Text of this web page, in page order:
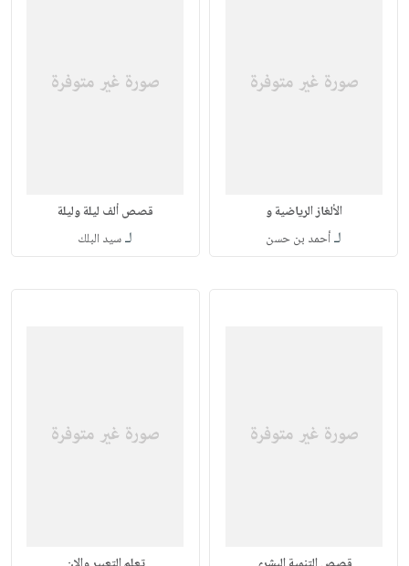
الألغاز الرياضية و
لـأحمد بن حسن
قصص ألف ليلة وليلة
لـسيد البلك